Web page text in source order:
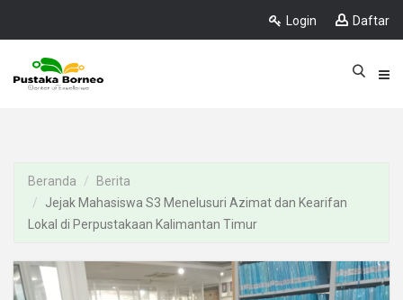
Login Daftar
Beranda
Berita
Jejak Mahasiswa S3 Menelusuri Azimat dan Kearifan
Lokal di Perpustakaan Kalimantan Timur